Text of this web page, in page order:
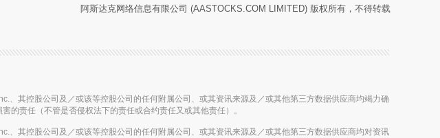
阿斯达克网络信息有限公司 (AASTOCKS.COM LIMITED) 版权所有，不得转载
其控股公司及／或该等控股公司的任何附属公司、或其资讯来源及／或其他第三方数据供应商均竭力确
的责任（不管是否侵权法下的责任或合约责任又或其他责任）。
其控股公司及／或该等控股公司的任何附属公司、或其资讯来源及／或其他第三方数据供应商均对资讯